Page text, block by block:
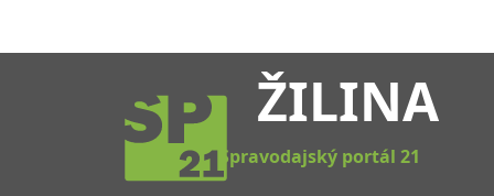
ŽILINA
Spravodajský portál 21